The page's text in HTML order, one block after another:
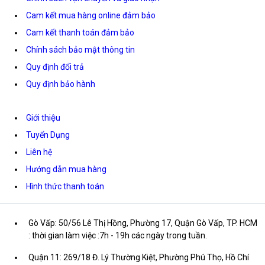
Cam kết mua hàng online đảm bảo
Cam kết thanh toán đảm bảo
Chính sách bảo mật thông tin
Quy định đổi trả
Quy định bảo hành
Giới thiệu
Tuyển Dụng
Liên hệ
Hướng dẫn mua hàng
Hình thức thanh toán
Gò Vấp: 50/56 Lê Thị Hồng, Phường 17, Quận Gò Vấp, TP. HCM
: thời gian làm việc :7h - 19h các ngày trong tuần.
Quận 11: 269/18 Đ. Lý Thường Kiệt, Phường Phú Thọ, Hồ Chí